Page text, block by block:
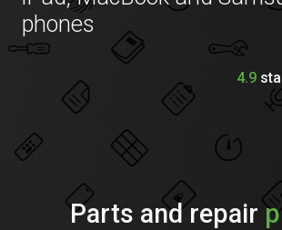
phones
4.9
Parts and repair